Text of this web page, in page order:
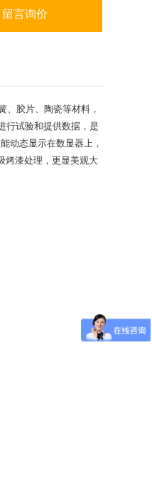
留言询价
、胶片、陶瓷等材料，
行试验和提供数据，是
动态显示在数显器上，
烤漆处理，更显美观大